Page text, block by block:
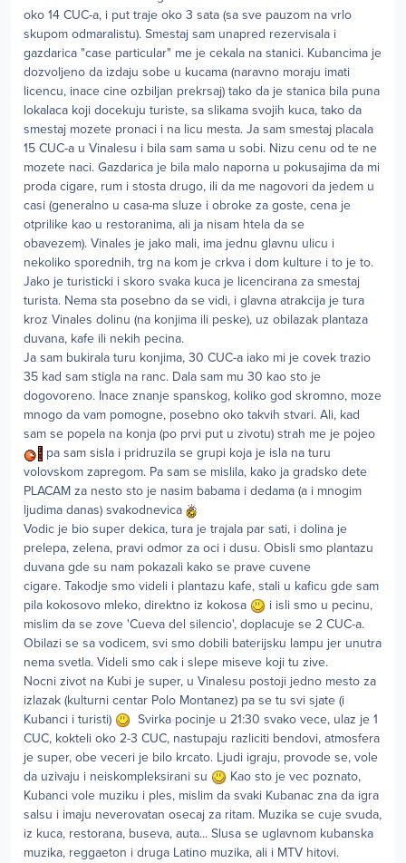
oko 14 CUC-a, i put traje oko 3 sata (sa sve pauzom na vrlo
skupom odmaralistu). Smestaj sam unapred rezervisala i
gazdarica "case particular" me je cekala na stanici. Kubancima je
dozvoljeno da izdaju sobe u kucama (naravno moraju imati
licencu, inace cine ozbiljan prekrsaj) tako da je stanica bila puna
lokalaca koji docekuju turiste, sa slikama svojih kuca, tako da
smestaj mozete pronaci i na licu mesta. Ja sam smestaj placala
15 CUC-a u Vinalesu i bila sam sama u sobi. Nizu cenu od te ne
mozete naci. Gazdarica je bila malo naporna u pokusajima da mi
proda cigare, rum i stosta drugo, ili da me nagovori da jedem u
casi (generalno u casa-ma sluze i obroke za goste, cena je
otprilike kao u restoranima, ali ja nisam htela da se
obavezem). Vinales je jako mali, ima jednu glavnu ulicu i
nekoliko sporednih, trg na kom je crkva i dom kulture i to je to.
Jako je turisticki i skoro svaka kuca je licencirana za smestaj
turista. Nema sta posebno da se vidi, i glavna atrakcija je tura
kroz Vinales dolinu (na konjima ili peske), uz obilazak plantaza
duvana, kafe ili nekih pecina.
Ja sam bukirala turu konjima, 30 CUC-a iako mi je covek trazio
35 kad sam stigla na ranc. Dala sam mu 30 kao sto je
dogovoreno. Inace znanje spanskog, koliko god skromno, moze
mnogo da vam pomogne, posebno oko takvih stvari. Ali, kad
sam se popela na konja (po prvi put u zivotu) strah me je pojeo
pa sam sisla i pridruzila se grupi koja je isla na turu
volovskom zapregom. Pa sam se mislila, kako ja gradsko dete
PLACAM za nesto sto je nasim babama i dedama (a i mnogim
ljudima danas) svakodnevica
Vodic je bio super dekica, tura je trajala par sati, i dolina je
prelepa, zelena, pravi odmor za oci i dusu. Obisli smo plantazu
duvana gde su nam pokazali kako se prave cuvene
cigare. Takodje smo videli i plantazu kafe, stali u kaficu gde sam
pila kokosovo mleko, direktno iz kokosa
i isli smo u pecinu,
mislim da se zove 'Cueva del silencio', doplacuje se 2 CUC-a.
Obilazi se sa vodicem, svi smo dobili baterijsku lampu jer unutra
nema svetla. Videli smo cak i slepe miseve koji tu zive.
Nocni zivot na Kubi je super, u Vinalesu postoji jedno mesto za
izlazak (kulturni centar Polo Montanez) pa se tu svi sjate (i
Kubanci i turisti)
Svirka pocinje u 21:30 svako vece, ulaz je 1
CUC, kokteli oko 2-3 CUC, nastupaju razliciti bendovi, atmosfera
je super, obe veceri je bilo krcato. Ljudi igraju, provode se, vole
da uzivaju i neiskompleksirani su
Kao sto je vec poznato,
Kubanci vole muziku i ples, mislim da svaki Kubanac zna da igra
salsu i imaju neverovatan osecaj za ritam. Muzika se cuje svuda,
iz kuca, restorana, buseva, auta... Slusa se uglavnom kubanska
muzika, reggaeton i druga Latino muzika, ali i MTV hitovi.